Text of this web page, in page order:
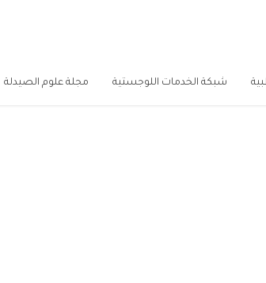
شبكة الخدمات اللوجستية مجلة علوم الصيدلة